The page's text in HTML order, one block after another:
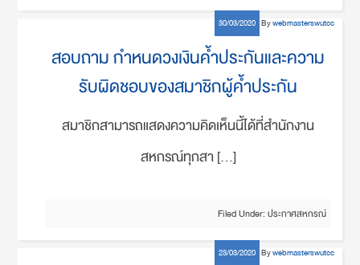
30/03/2020 Bywebmasterswutcc
สอบถาม กำหนดวงเงินค้ำประกันและความ
รับผิดชอบของสมาชิกผู้ค้ำประกัน
สมาชิกสามารถแสดงความคิดเห็นนี้ได้ที่สำนักงาน
สหกรณ์ทุกสา […]
Filed Under:ประกาศสหกรณ์
23/03/2020 Bywebmasterswutcc